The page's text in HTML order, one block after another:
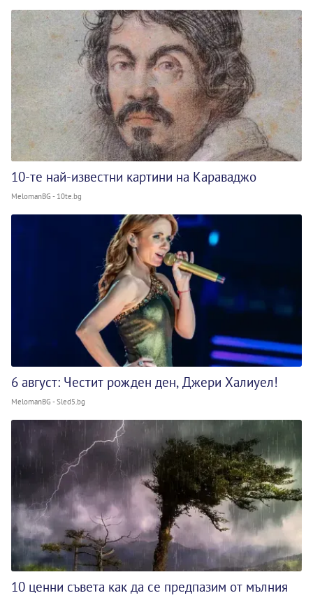
10-те най-известни картини на Караваджо
MelomanBG - 10te.bg
6 август: Честит рожден ден, Джери Халиуел!
MelomanBG - Sled5.bg
10 ценни съвета как да се предпазим от мълния